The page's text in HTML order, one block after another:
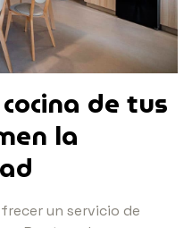
de tus
la
un servicio de